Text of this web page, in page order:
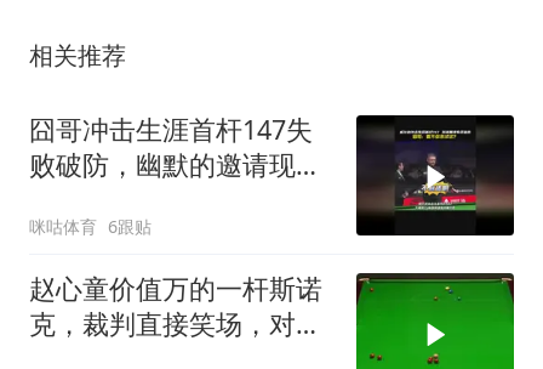
相关推荐
囧哥冲击生涯首杆147失
败破防，幽默的邀请现场
咪咕体育 6跟贴
赵心童价值万的一杆斯诺
克，裁判直接笑场，对手